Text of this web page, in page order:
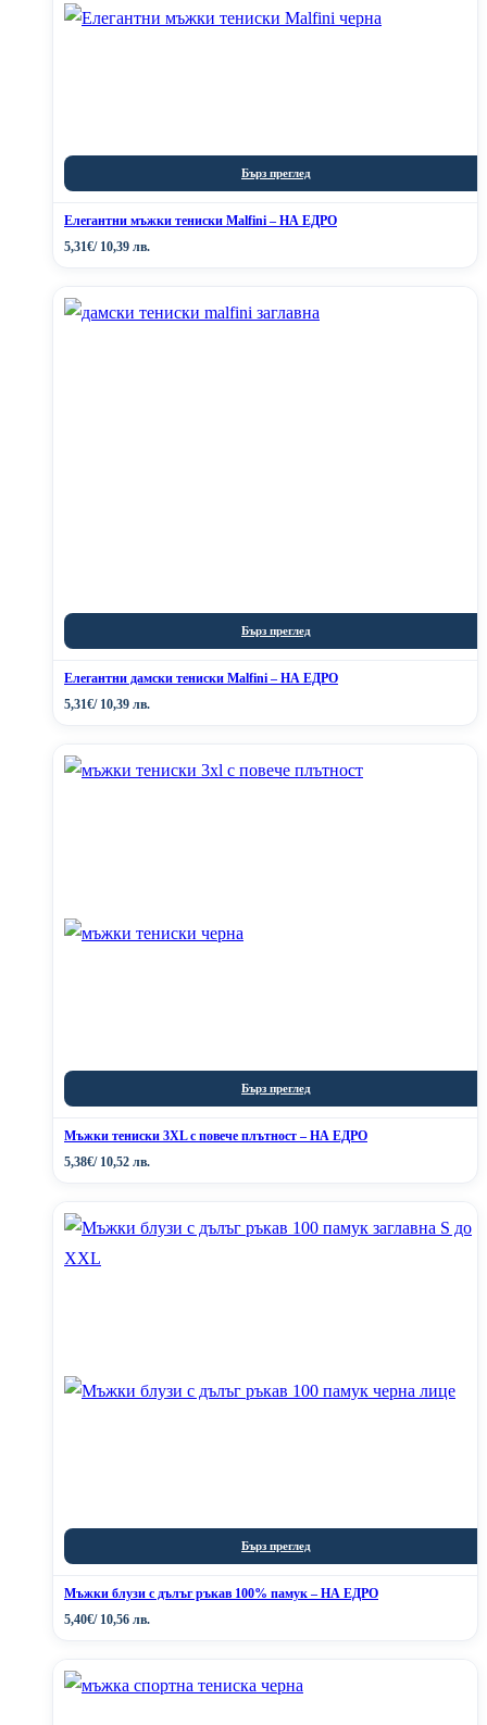
Бърз преглед
Елегантни мъжки тениски Malfini – НА ЕДРО
5,31€/ 10,39 лв.
Бърз преглед
Елегантни дамски тениски Malfini – НА ЕДРО
5,31€/ 10,39 лв.
Бърз преглед
Мъжки тениски 3XL с повече плътност – НА ЕДРО
5,38€/ 10,52 лв.
Бърз преглед
Мъжки блузи с дълъг ръкав 100% памук – НА ЕДРО
5,40€/ 10,56 лв.